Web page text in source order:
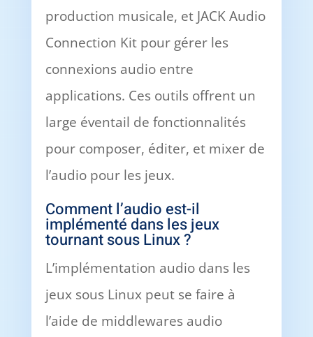
production musicale, et JACK Audio
Connection Kit pour gérer les
connexions audio entre
applications. Ces outils offrent un
large éventail de fonctionnalités
pour composer, éditer, et mixer de
l’audio pour les jeux.
Comment l’audio est-il
implémenté dans les jeux
tournant sous Linux ?
L’implémentation audio dans les
jeux sous Linux peut se faire à
l’aide de middlewares audio